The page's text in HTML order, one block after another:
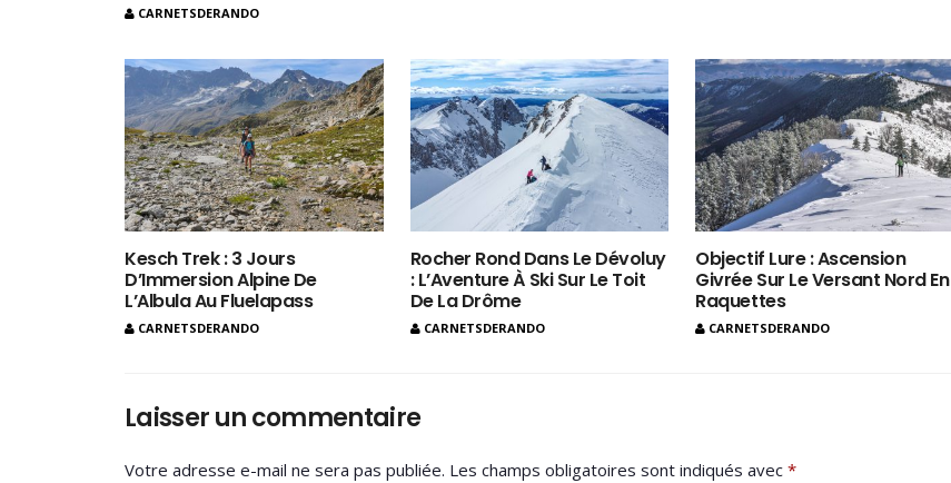
CARNETSDERANDO
Kesch Trek : 3 Jours
D’Immersion Alpine De
L’Albula Au Fluelapass
CARNETSDERANDO
Rocher Rond Dans Le Dévoluy
: L’Aventure À Ski Sur Le Toit
De La Drôme
CARNETSDERANDO
Objectif Lure : Ascension
Givrée Sur Le Versant Nord En
Raquettes
CARNETSDERANDO
Laisser un commentaire
Votre adresse e-mail ne sera pas publiée. Les champs obligatoires sont indiqués avec *